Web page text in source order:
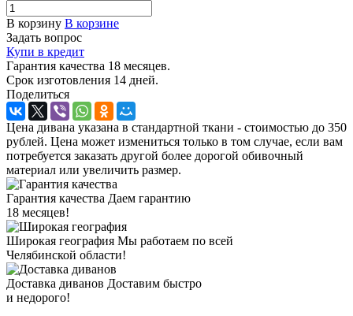
В корзину В корзине
Задать вопрос
Купи в кредит
Гарантия качества 18 месяцев.
Срок изготовления 14 дней.
Поделиться
Цена дивана указана в стандартной ткани - стоимостью до 350
рублей. Цена может измениться только в том случае, если вам
потребуется заказать другой более дорогой обивочный
материал или увеличить размер.
Гарантия качества Даем гарантию
18 месяцев!
Широкая география Мы работаем по всей
Челябинской области!
Доставка диванов Доставим быстро
и недорого!